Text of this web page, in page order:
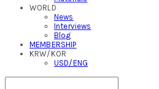
WORLD
News
Interviews
Blog
MEMBERSHIP
KRW/KOR
USD/ENG